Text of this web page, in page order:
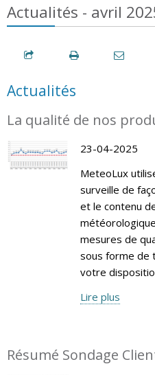
Actualités - avril
Actualités
La qualité de nos
23-04-2025
MeteoLux
surveille de
et le contenu
mesures de
sous forme de
votre
Lire plus
Résumé Sondage